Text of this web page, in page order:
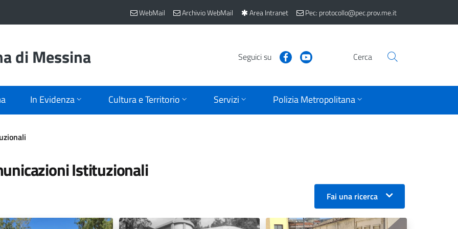
WebMail Archivio WebMail Area Intranet Pec: protocollo@pec.prov.me.it
di Messina Seguici su Cerca
In Evidenza Cultura e Territorio Servizi Polizia Metropolitana
Istituzionali
Fai una ricerca